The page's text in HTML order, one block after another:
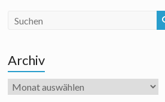
Archiv
Archiv